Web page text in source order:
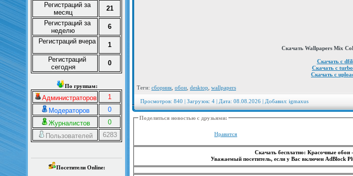
Регистраций за
месяц
21
Регистраций за
неделю
6
Регистраций вчера
1
Регистраций
сегодня
0
По группам:
Администраторов
1
Модераторов
0
Журналистов
0
Пользователей
6283
Посетители Online:
Скачать Wallpapers Mix
Скачать с
Скачать с
Скачать с
Теги: сборник обои desktop wallpapers
Просмотров: 840 | Загрузок: 4 | Дата: 08.08.2026 | Добавил: igmaxus
Поделиться новостью с друзьями:
Нравится
Скачать бесплатно: Красочные
Уважаемый посетитель, если у Вас включен AdBlock